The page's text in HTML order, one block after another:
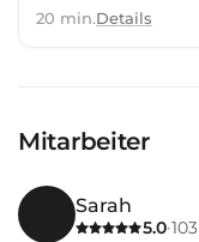
20 min.Details
Mitarbeiter
Sarah
5.0·103